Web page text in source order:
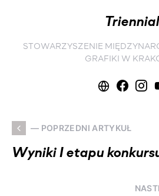
Triennial
STOWARZYSZENIE
GRAFIKI W
— POPRZEDNI ARTYKUŁ
Wyniki I etapu